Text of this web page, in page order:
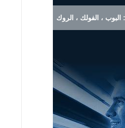
، الفولك ، الروك